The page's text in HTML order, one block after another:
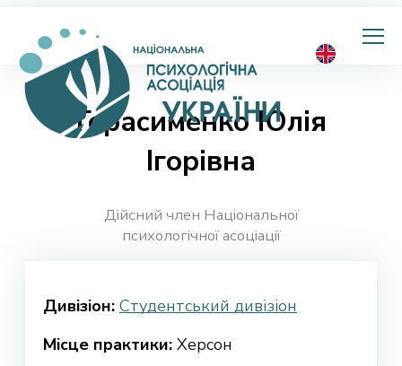
Національна
психологічна
Герасименко Юлія
Ігорівна
Дійсний член Національної
психологічної асоціації
Дивізіон: Студентський дивізіон
Місце практики: Херсон